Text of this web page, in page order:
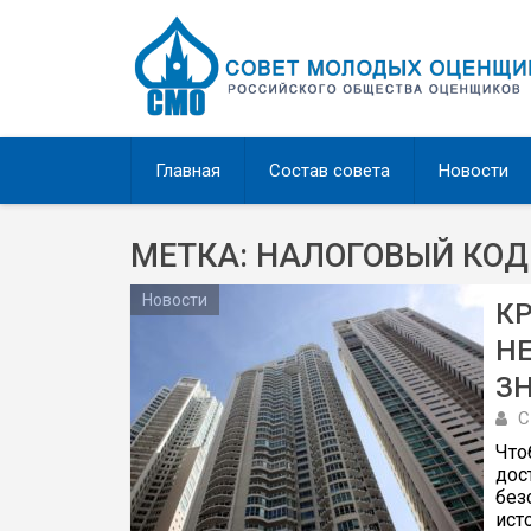
Главная Состав совета Новости
МЕТКА: НАЛОГОВЫЙ
Новости